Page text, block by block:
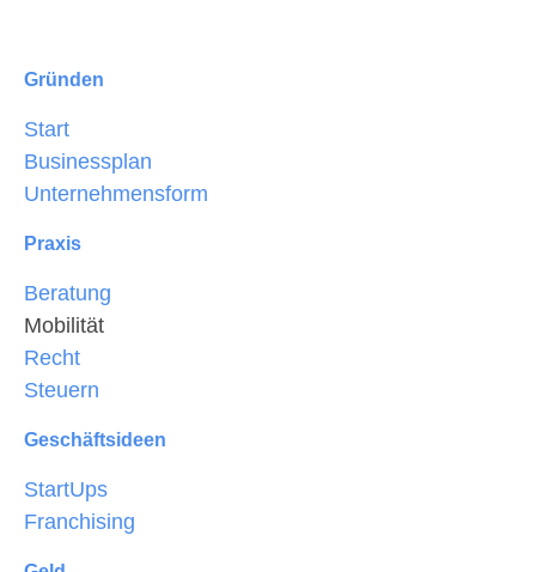
Gründen
Start
Businessplan
Unternehmensform
Praxis
Beratung
Mobilität
Recht
Steuern
Geschäftsideen
StartUps
Franchising